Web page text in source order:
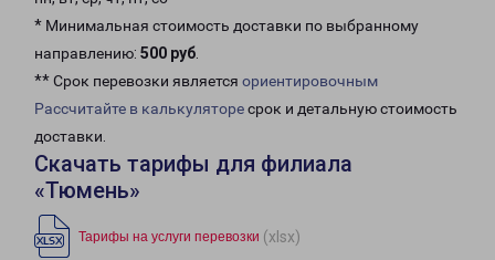
* Минимальная стоимость доставки по выбранному
направлению: 500 руб.
** Срок перевозки является ориентировочным
Рассчитайте в калькуляторесрок и детальную стоимость
доставки.
Скачать тарифы для филиала
«Тюмень»
Тарифы на услуги перевозки (xlsx)